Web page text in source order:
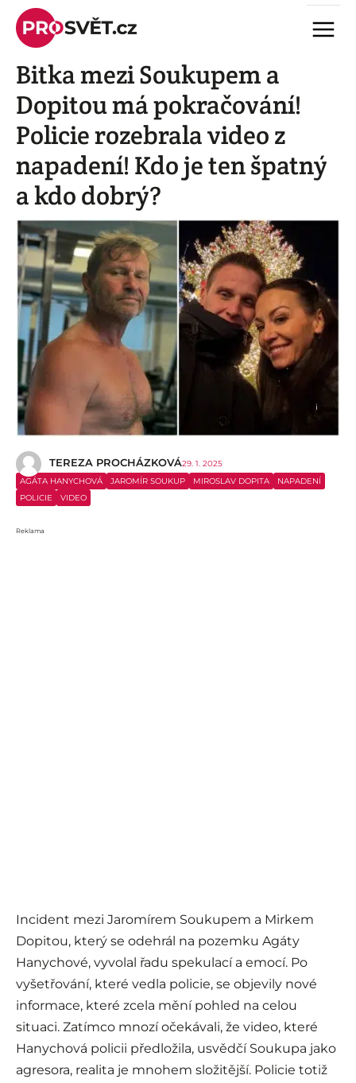
Skip
content
Menu
Bitka mezi Soukupem a
Dopitou má pokračování!
Policie rozebrala video z
napadení! Kdo je ten špatný
a kdo dobrý?
i
TEREZA PROCHÁZKOVÁ29. 1. 2025
AGÁTA HANYCHOVÁ
JAROMÍR SOUKUP MIROSLAV DOPITA
NAPADENÍ
POLICIE
VIDEO
Reklama
Incident mezi Jaromírem Soukupem a Mirkem
Dopitou, který se odehrál na pozemku Agáty
Hanychové, vyvolal řadu spekulací a emocí. Po
vyšetřování, které vedla policie, se objevily nové
informace, které zcela mění pohled na celou
situaci. Zatímco mnozí očekávali, že video, které
Hanychová policii předložila, usvědčí Soukupa jako
agresora, realita je mnohem složitější. Policie totiž